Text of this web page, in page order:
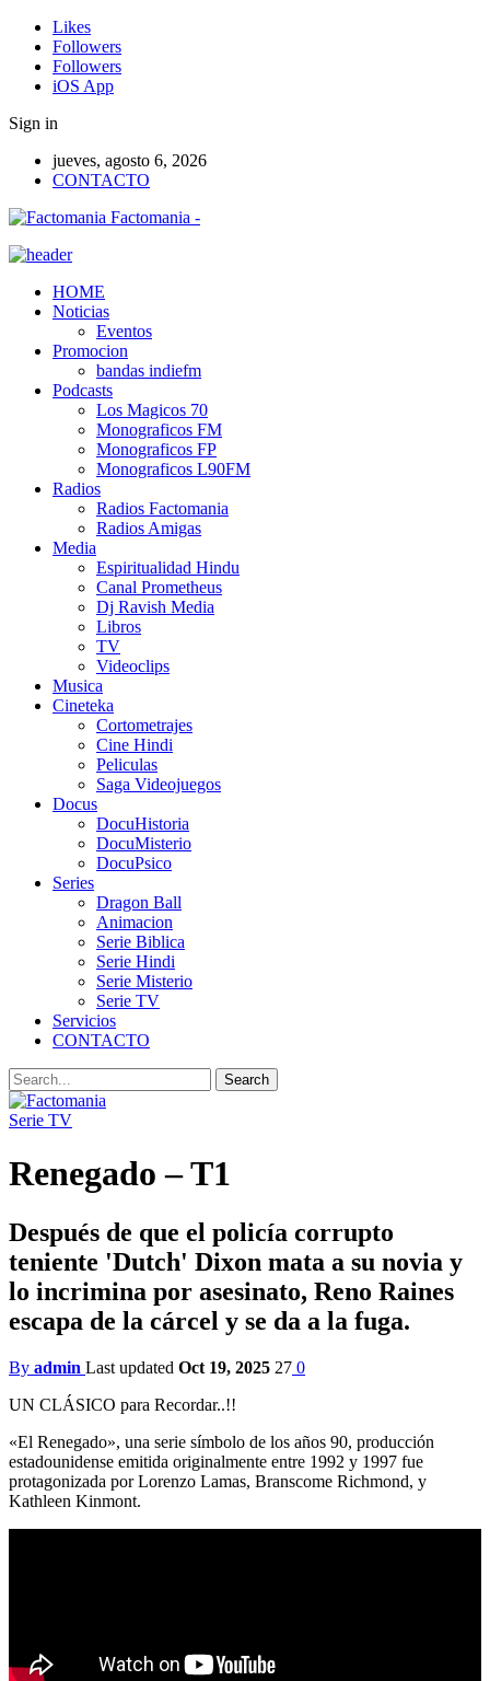
Likes
Followers
Followers
iOS App
Sign in
jueves, agosto 6, 2026
CONTACTO
Factomania -
HOME
Noticias
Eventos
Promocion
bandas indiefm
Podcasts
Los Magicos 70
Monograficos FM
Monograficos FP
Monograficos L90FM
Radios
Radios Factomania
Radios Amigas
Media
Espiritualidad Hindu
Canal Prometheus
Dj Ravish Media
Libros
TV
Videoclips
Musica
Cineteka
Cortometrajes
Cine Hindi
Peliculas
Saga Videojuegos
Docus
DocuHistoria
DocuMisterio
DocuPsico
Series
Dragon Ball
Animacion
Serie Biblica
Serie Hindi
Serie Misterio
Serie TV
Servicios
CONTACTO
Serie TV
Renegado – T1
Después de que el policía corrupto
teniente 'Dutch' Dixon mata a su novia y
lo incrimina por asesinato, Reno Raines
escapa de la cárcel y se da a la fuga.
By admin Last updated Oct 19, 2025 27 0
UN CLÁSICO para Recordar..!!
«El Renegado», una serie símbolo de los años 90, producción
estadounidense emitida originalmente entre 1992 y 1997 fue
protagonizada por Lorenzo Lamas, Branscome Richmond, y
Kathleen Kinmont.